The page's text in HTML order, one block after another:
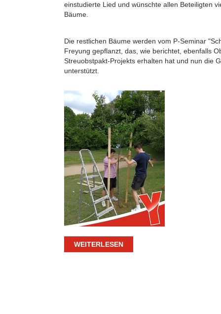
einstudierte Lied und wünschte allen Beteiligten
Bäume.
Die restlichen Bäume werden vom P-Seminar
Freyung gepflanzt, das, wie berichtet, ebenfalls
Streuobstpakt-Projekts erhalten hat und nun die
unterstützt.
WEITERLESEN